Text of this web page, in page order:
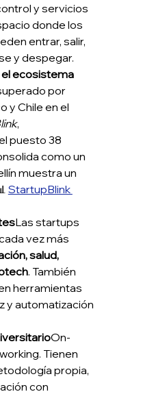
y servicios
donde los
entrar, salir,
y despegar.
ecosistema
por
y Chile en el
,
puesto 38
como un
muestra un
StartupBlink
Las startups
vez más
salud,
. También
herramientas
y automatización
On-
Tienen
propia,
con